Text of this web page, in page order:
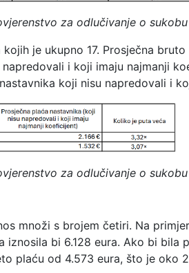
za odlučivanje o
je ukupno 17. Prosječna
i koji imaju najmanji
koji nisu napredovali i
za odlučivanje o
množi s brojem četiri. Na
bi 6.128 eura. Ako bi bila
plaću od 4.573 eura, što je oko